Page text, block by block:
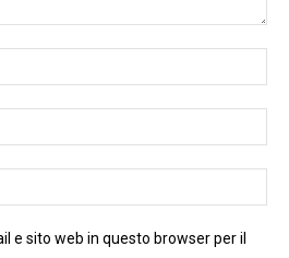
e sito web in questo browser per il